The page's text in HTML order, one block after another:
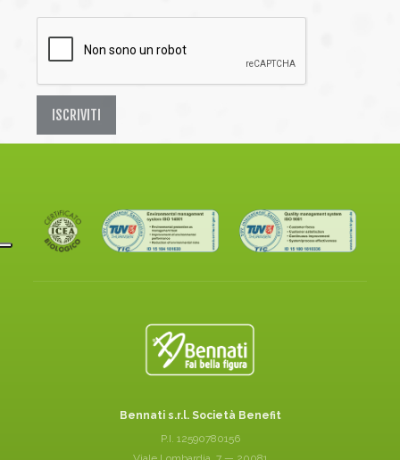
ISCRIVITI
Bennati s.r.l. Società Benefit
P.I. 12590780156